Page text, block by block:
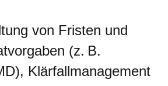
von Fristen und
(z. B.
Klärfallmanagement